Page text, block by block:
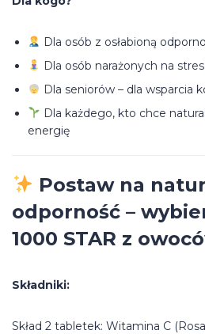
Dla osób z osłabioną
Dla osób narażonych na
Dla seniorów – dla wsparcia
Dla każdego, kto chce
energię
Postaw na
odporność –
1000 STAR z
Składniki:
Skład 2 tabletek: Witamina C